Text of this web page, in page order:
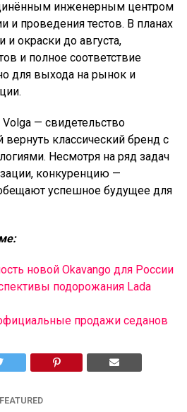
инженерным центром
и проведения тестов. В планах
и окраски до августа,
и полное соответствие
для выхода на рынок и
— свидетельство
классический бренд с
Несмотря на ряд задач
конкуренцию —
успешное будущее для
новой Okavango для России
подорожания Lada
продажи седанов